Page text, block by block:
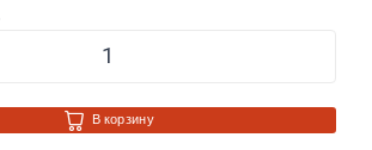
В корзину